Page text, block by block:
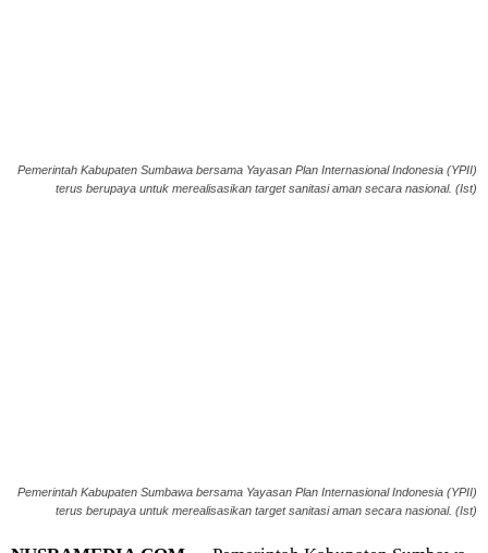
Pemerintah Kabupaten Sumbawa bersama Yayasan Plan Internasional Indonesia (YPII)
terus berupaya untuk merealisasikan target sanitasi aman secara nasional. (Ist)
Pemerintah Kabupaten Sumbawa bersama Yayasan Plan Internasional Indonesia (YPII)
terus berupaya untuk merealisasikan target sanitasi aman secara nasional. (Ist)